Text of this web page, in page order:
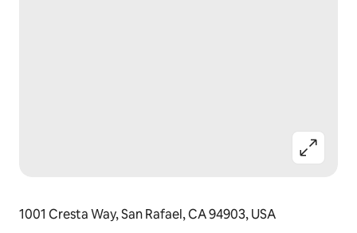
1001 Cresta Way, San Rafael, CA 94903, USA